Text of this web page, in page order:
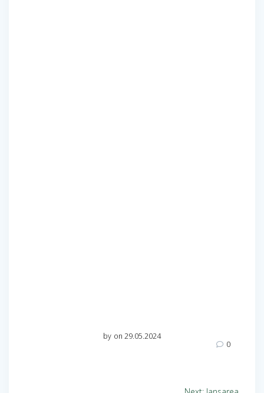
by on 29.05.2024
0